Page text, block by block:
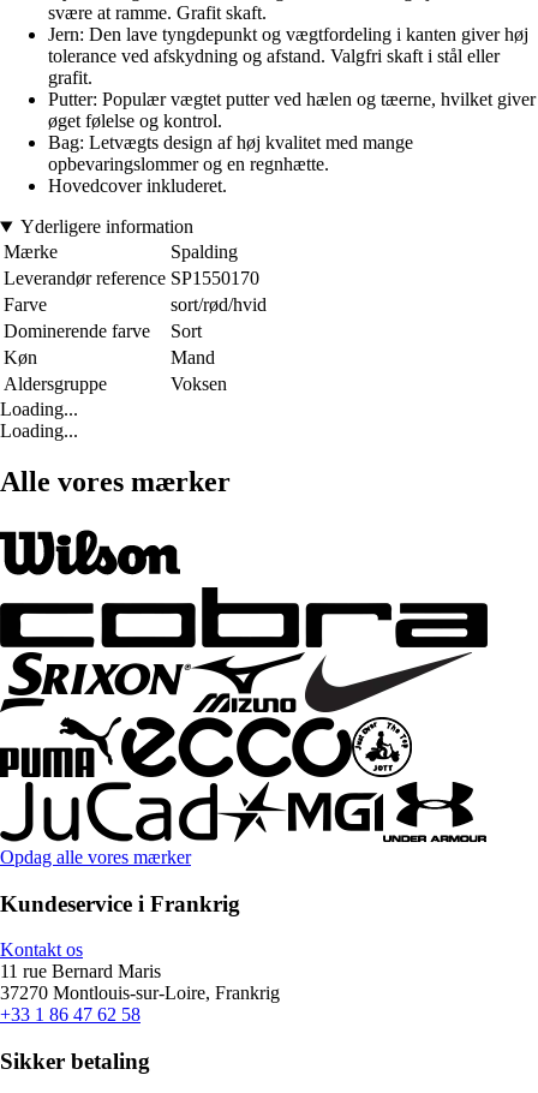
svære at ramme. Grafit skaft.
Jern: Den lave tyngdepunkt og vægtfordeling i kanten giver høj
tolerance ved afskydning og afstand. Valgfri skaft i stål eller
grafit.
Putter: Populær vægtet putter ved hælen og tæerne, hvilket giver
øget følelse og kontrol.
Bag: Letvægts design af høj kvalitet med mange
opbevaringslommer og en regnhætte.
Hovedcover inkluderet.
Yderligere information
Mærke
Spalding
Leverandør reference SP1550170
Farve
sort/rød/hvid
Dominerende farve
Sort
Køn
Mand
Aldersgruppe
Voksen
Loading...
Loading...
Alle vores mærker
Opdag alle vores mærker
Kundeservice i Frankrig
Kontakt os
11 rue Bernard Maris
37270 Montlouis-sur-Loire, Frankrig
+33 1 86 47 62 58
Sikker betaling